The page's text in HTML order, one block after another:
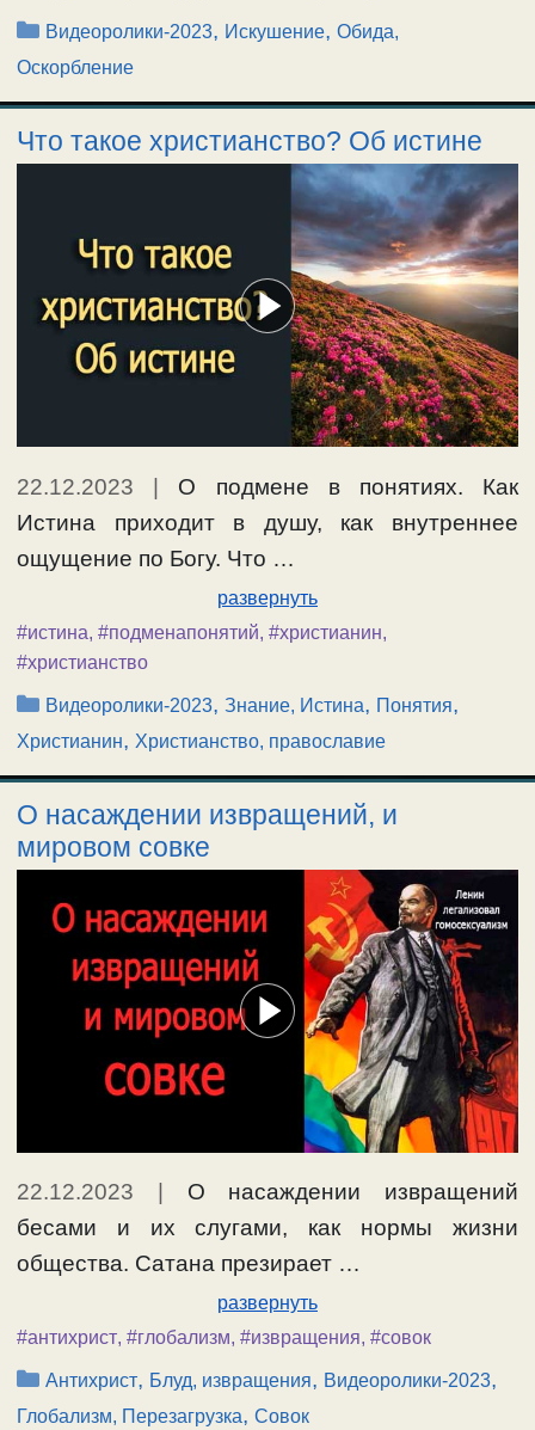
Рубрики
Видеоролики-2023, Искушение,Обида,
Оскорбление
Что такое христианство? Об истине
22.12.2023 | О подмене в понятиях. Как
Истина приходит в душу, как внутреннее
ощущение по Богу. Что …
развернуть
#истина, #подменапонятий, #христианин,
#христианство
Рубрики
Видеоролики-2023,Знание, Истина, Понятия,
Христианин, Христианство, православие
О насаждении извращений, и
мировом совке
22.12.2023
О насаждении извращений
бесами и их слугами, как нормы жизни
общества. Сатана презирает …
развернуть
#антихрист, #глобализм, #извращения, #совок
Рубрики
Антихрист, Блуд, извращения, Видеоролики-2023,
Глобализм, Перезагрузка, Совок